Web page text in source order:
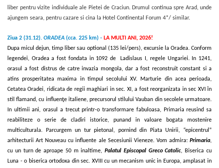
liber pentru vizite individuale ale Pietei de Craciun. Drumul continua spre Arad, unde
ajungem seara, pentru cazare si cina la Hotel Continental Forum 4*/ similar.
Ziua 2 (31.12). ORADEA (cca. 225 km) - LA MULTI ANI, 2026!
Dupa micul dejun, timp liber sau optional (135 lei/pers), excursie la Oradea. Conform
legendei, Oradea a fost fondata in 1092 de Ladislaus I, regele Ungariei. In 1241,
orasul a fost distrus de catre invazia mongola, dar a fost reconstruit constant si a
atins prosperitatea maxima in timpul secolului XV. Marturie din acea perioada,
Cetatea Oradei, ridicata de regii maghiari in sec. XI, a fost reorganizata in sec XVI în
stil flamand, cu influenţe italiene, precursorul stilului Vauban din secolele urmatoare.
In ultimii ani, orasul a trecut printr-o transformare fabuloasa, Primaria reusind sa
reabiliteze o serie de cladiri istorice, punand in valoare bogata mostenire
multiculturala. Parcurgem un tur pietonal, pornind din Piata Unirii, “epicentrul”
arhitecturii Art Nouveau cu influente ale Secesiunii Vieneze. Vom admira: Primaria,
cu un turn de aproape 50 m inaltime,Palatul Episcopal Greco Catolic, Biserica cu
Luna - o biserica ortodoxa din sec. XVIII cu un mecanism unic in Europa, amplasat in